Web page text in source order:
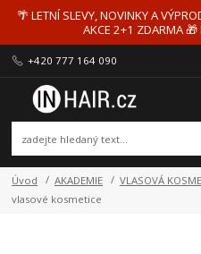
🌴 LETNÍ SLEVY, NOVINKY A
AKCE 2+1 ZDARMA 🎁
+420 777 164 090
Úvod AKADEMIE VLASOVÁ
vlasové kosmetice